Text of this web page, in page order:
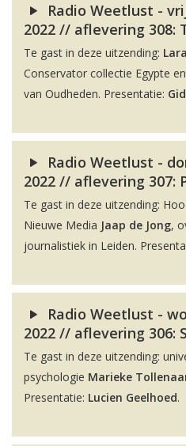
Radio Weetlust -
2022 // aflevering 308:
Te gast in deze uitzending:
Conservator collectie Egypte
van Oudheden. Presentatie:
Radio Weetlust -
2022 // aflevering 307:
Te gast in deze uitzending:
Nieuwe Media Jaap de Jong,
journalistiek in Leiden.
Radio Weetlust -
2022 // aflevering 306:
Te gast in deze uitzending:
psychologie Marieke
Presentatie: Lucien Geelhoed.